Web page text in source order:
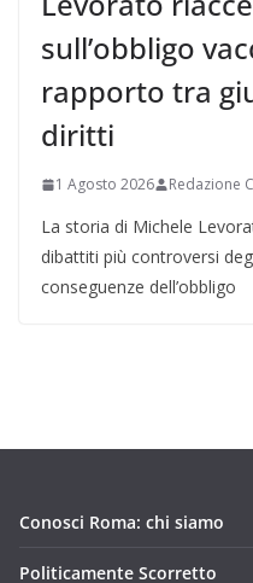
sull’obbligo
rapporto tra
diritti
1 Agosto 2026 Redazione
La storia di Michele
dibattiti più controversi
conseguenze dell’obbligo
Conosci Roma: chi siamo
Politicamente Scorretto